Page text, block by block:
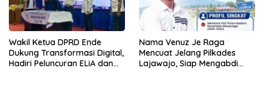
Wakil Ketua DPRD Ende
Dukung Transformasi Digital,
Hadiri Peluncuran ELiA dan
Nama Venuz Je Raga
Mencuat Jelang Pilkades
Lajawajo, Siap Mengabdi